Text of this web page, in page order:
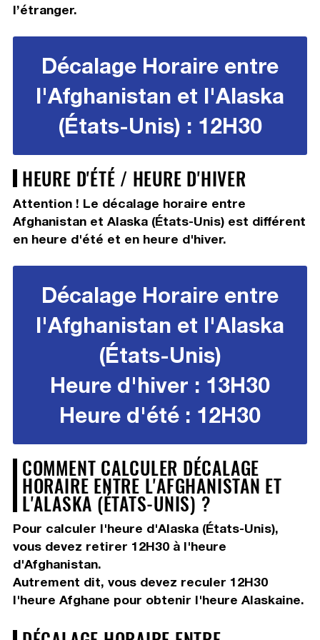
l’étranger.
Décalage Horaire entre
l'Afghanistan et l'Alaska
(États-Unis) : 12H30
HEURE D'ÉTÉ / HEURE D'HIVER
Attention ! Le décalage horaire entre
Afghanistan et Alaska (États-Unis) est différent
en heure d'été et en heure d'hiver.
Décalage Horaire entre
l'Afghanistan et l'Alaska
(États-Unis)
Heure d'hiver : 13H30
Heure d'été : 12H30
COMMENT CALCULER DÉCALAGE
HORAIRE ENTRE L'AFGHANISTAN ET
L'ALASKA (ÉTATS-UNIS) ?
Pour calculer l'heure d'Alaska (États-Unis),
vous devez retirer 12H30à l'heure
d'Afghanistan.
Autrement dit, vous devez reculer 12H30
l'heure Afghane pour obtenir l'heure Alaskaine.